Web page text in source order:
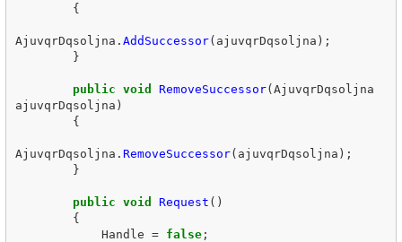
{
AjuvqrDqsoljna . AddSuccessor( ajuvqrDqsoljna );
}
public void RemoveSuccessor(AjuvqrDqsoljna
ajuvqrDqsoljna )
{
AjuvqrDqsoljna . RemoveSuccessor( ajuvqrDqsoljna );
}
public void Request ()
{
Handle = false;